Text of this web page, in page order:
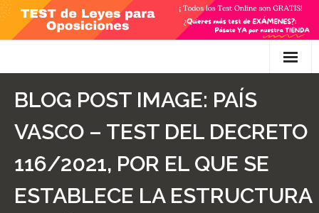
Skip
content
Preguntas
- Diferencia entre propuesta y proposición de ley
BLOG POST IMAGE: PAÍS
VASCO – TEST DEL DECRETO
116/2021, POR EL QUE SE
ESTABLECE LA ESTRUCTURA